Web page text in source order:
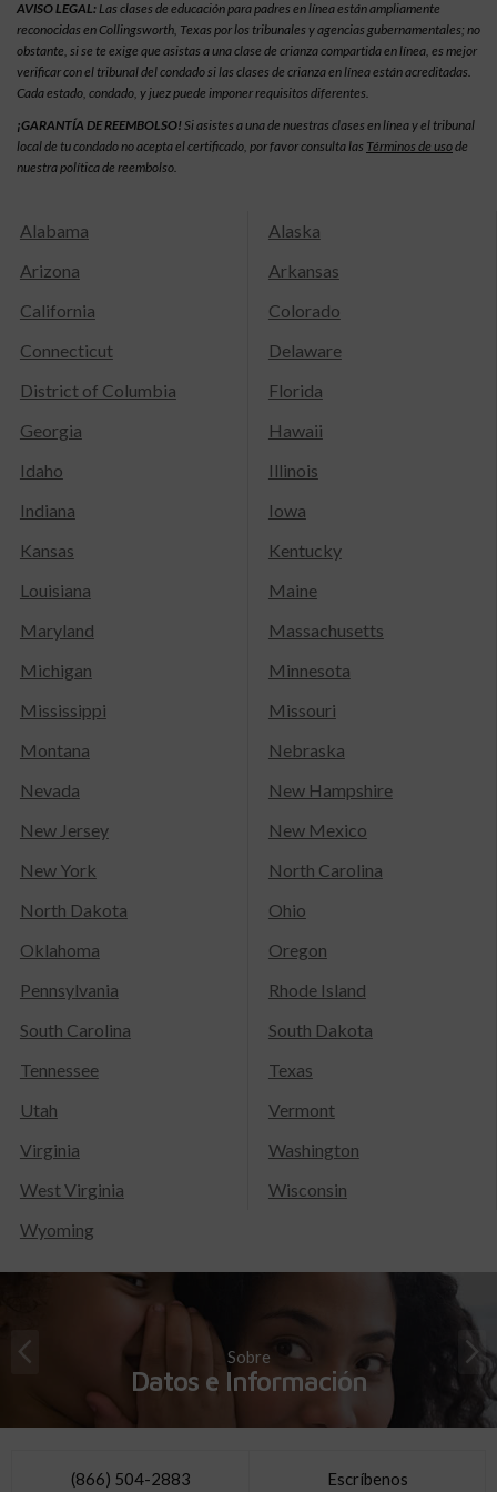
AVISO LEGAL:Las clases de educación para padres en línea están ampliamente
reconocidas en Collingsworth, Texas por los tribunales y agencias gubernamentales; no
obstante, si se te exige que asistas a una clase de crianza compartida en línea, es mejor
verificar con el tribunal del condado si las clases de crianza en línea están acreditadas.
Cada estado, condado, y juez puede imponer requisitos diferentes.
¡GARANTÍA DE REEMBOLSO! Si asistes a una de nuestras clases en línea y el tribunal
local de tu condado no acepta el certificado, por favor consulta las Términos de usode
nuestra política de reembolso.
Alabama
Alaska
Arizona
Arkansas
California
Colorado
Connecticut
Delaware
District of Columbia
Florida
Georgia
Hawaii
Idaho
Illinois
Indiana
Iowa
Kansas
Kentucky
Louisiana
Maine
Maryland
Massachusetts
Michigan
Minnesota
Mississippi
Missouri
Montana
Nebraska
Nevada
New Hampshire
New Jersey
New Mexico
New York
North Carolina
North Dakota
Ohio
Oklahoma
Oregon
Pennsylvania
Rhode Island
South Carolina
South Dakota
Tennessee
Texas
Utah
Vermont
Virginia
Washington
West Virginia
Wisconsin
Wyoming
Sobre
Datos e Información
(866) 504-2883 Escríbenos